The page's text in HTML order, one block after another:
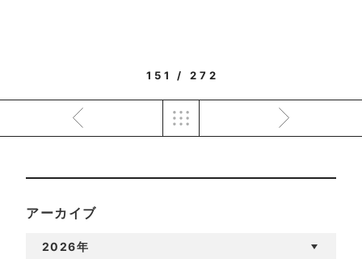
151 / 272
アーカイブ
2026年